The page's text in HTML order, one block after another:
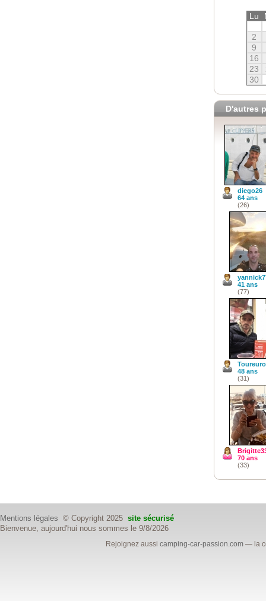
Lu
2
9
16
23
30
D'autres
diego26
64 ans
(26)
41 ans
(77)
48 ans
(31)
70 ans
(33)
Mentions légales © Copyright 2025 site sécurisé
Bienvenue, aujourd'hui nous sommes le 9/8/2026
Rejoignez aussicamping-car-passion.com — la